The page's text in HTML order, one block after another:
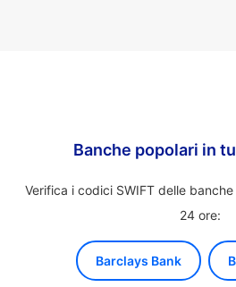
Banche popolari in
Verifica i codici SWIFT delle
24 ore:
Barclays Bank